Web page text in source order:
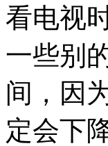
看电视
一些别
间，因
定会下